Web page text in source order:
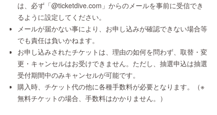
は、必ず「@ticketdive.com」からのメールを事前に受信でき
るように設定してください。
メールが届かない事により、お申し込みが確認できない場合等
でも責任は負いかねます。
お申し込みされたチケットは、理由の如何を問わず、取替・変
更・キャンセルはお受けできません。ただし、抽選申込は抽選
受付期間中のみキャンセルが可能です。
購入時、チケット代の他に各種手数料が必要となります。（※
無料チケットの場合、手数料はかかりません。）